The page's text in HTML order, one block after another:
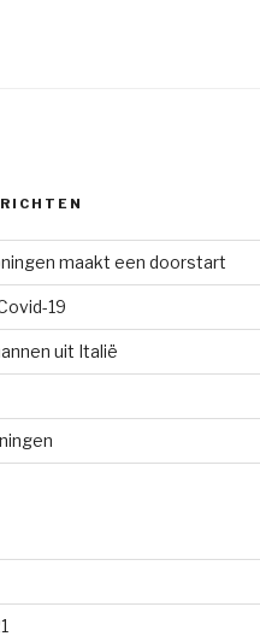
maakt een doorstart
19
uit Italië